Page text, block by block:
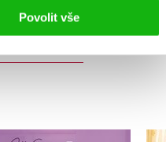
Povolit vše